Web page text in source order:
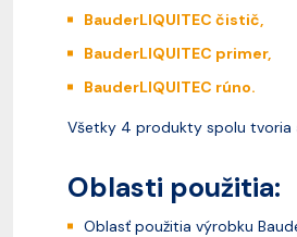
BauderLIQUITEC čistič,
BauderLIQUITEC primer,
BauderLIQUITEC rúno.
Všetky 4 produkty spolu tvoria
Oblasti použitia:
Oblasť použitia výrobku